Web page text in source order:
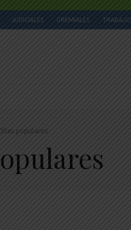
JUDICIALES GREMIALES TRABAJO
populares